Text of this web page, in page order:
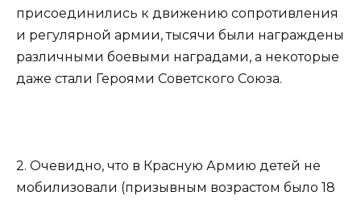
присоединились к движению сопротивления
и регулярной армии, тысячи были награждены
различными боевыми наградами, а некоторые
даже стали Героями Советского Союза.
2. Очевидно, что в Красную Армию детей не
мобилизовали (призывным возрастом было 18